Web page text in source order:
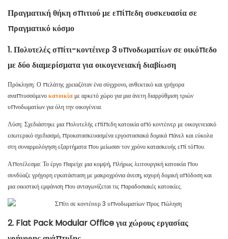
Πραγματική θήκη σπιτιού με επίπεδη συσκευασία σε
πραγματικό κόσμο
1. Πολυτελές σπίτι-κοντέινερ 3 υπνοδωματίων σε οικόπεδο
με δύο διαμερίσματα για οικογενειακή διαβίωση
Πρόκληση: Ο πελάτης χρειαζόταν ένα σύγχρονο, ανθεκτικό και γρήγορα
αναπτυσσόμενοκατοικία με αρκετό χώρο για μια άνετη διαρρύθμιση τριών
υπνοδωματίων για όλη την οικογένεια.
Λύση: Σχεδιάστηκε μια πολυτελής επίπεδη κατοικία από κοντέινερ με οικογενειακό
εσωτερικό σχεδιασμό, προκατασκευασμένα εργοστασιακά δομικά πάνελ και εύκολα
στη συναρμολόγηση εξαρτήματα που μείωσαν τον χρόνο κατασκευής επί τόπου.
Αποτέλεσμα: Το έργο παρείχε μια κομψή, πλήρως λειτουργική κατοικία που
συνδύαζε γρήγορη εγκατάσταση με μακροχρόνια άνεση, ισχυρή δομική απόδοση και
μια οικιστική εμφάνιση που ανταγωνίζεται τις παραδοσιακές κατοικίες.
2. Flat Pack Modular Office για χώρους εργασίας